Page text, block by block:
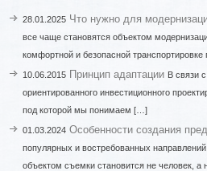
28.01.2025 Что нужно для
все чаще становятся объектом
комфортной и безопасной
10.06.2015 Принцип адаптации В связи
ориентированного инвестиционного
под которой мы понимаем […]
01.03.2024 Особенности создания
популярных и востребованных
объектом съемки становится не человек,